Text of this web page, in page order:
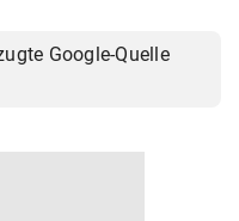
Google-Quelle